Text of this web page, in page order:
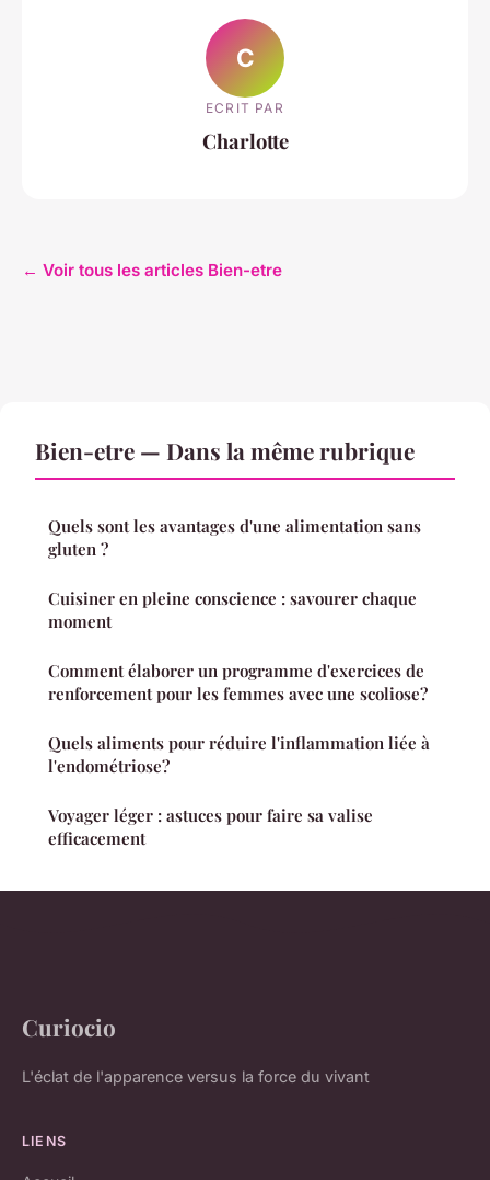
C
ECRIT PAR
Charlotte
← Voir tous les articles Bien-etre
Bien-etre — Dans la même rubrique
Quels sont les avantages d'une alimentation sans
gluten ?
Cuisiner en pleine conscience : savourer chaque
moment
Comment élaborer un programme d'exercices de
renforcement pour les femmes avec une scoliose?
Quels aliments pour réduire l'inflammation liée à
l'endométriose?
Voyager léger : astuces pour faire sa valise
efficacement
Curiocio
L'éclat de l'apparence versus la force du vivant
LIENS